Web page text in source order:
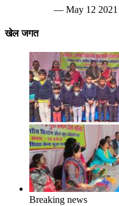
— May 12 2021
खेल जगत
Breaking news